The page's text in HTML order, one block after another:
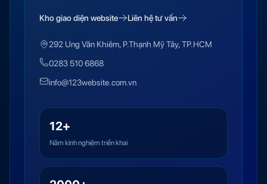
Kho giao diện website Liên hệ tư vấn
292 Ung Văn Khiêm, P.Thạnh Mỹ Tây, TP.HCM
0283 510 6868
info@123website.com.vn
12+
Năm kinh nghiệm triển khai